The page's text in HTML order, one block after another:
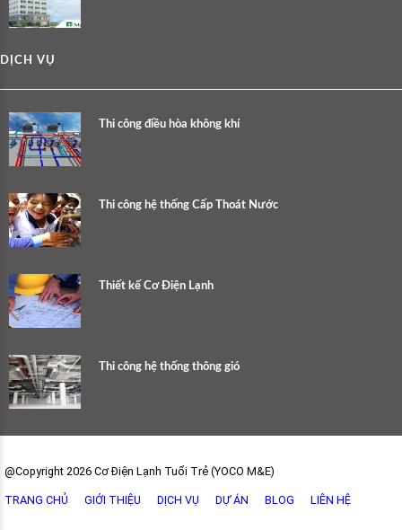
DỊCH VỤ
Thi công điều hòa không khí
Thi công hệ thống Cấp Thoát Nước
Thiết kế Cơ Điện Lạnh
Thi công hệ thống thông gió
@Copyright 2026 Cơ Điện Lạnh Tuổi Trẻ (YOCO M&E)
TRANG CHỦ GIỚI THIỆU DỊCH VỤ DỰ ÁN BLOG LIÊN HỆ